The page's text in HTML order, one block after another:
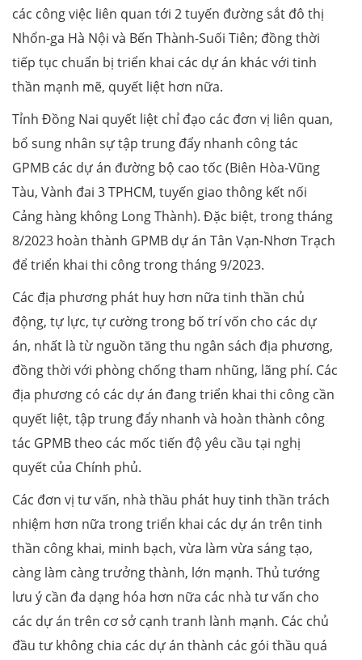
các công việc liên quan tới 2 tuyến đường sắt đô thị
Nhổn-ga Hà Nội và Bến Thành-Suối Tiên; đồng thời
tiếp tục chuẩn bị triển khai các dự án khác với tinh
thần mạnh mẽ, quyết liệt hơn nữa.
Tỉnh Đồng Nai quyết liệt chỉ đạo các đơn vị liên quan,
bổ sung nhân sự tập trung đẩy nhanh công tác
GPMB các dự án đường bộ cao tốc (Biên Hòa-Vũng
Tàu, Vành đai 3 TPHCM, tuyến giao thông kết nối
Cảng hàng không Long Thành). Đặc biệt, trong tháng
8/2023 hoàn thành GPMB dự án Tân Vạn-Nhơn Trạch
để triển khai thi công trong tháng 9/2023.
Các địa phương phát huy hơn nữa tinh thần chủ
động, tự lực, tự cường trong bố trí vốn cho các dự
án, nhất là từ nguồn tăng thu ngân sách địa phương,
đồng thời với phòng chống tham nhũng, lãng phí. Các
địa phương có các dự án đang triển khai thi công cần
quyết liệt, tập trung đẩy nhanh và hoàn thành công
tác GPMB theo các mốc tiến độ yêu cầu tại nghị
quyết của Chính phủ.
Các đơn vị tư vấn, nhà thầu phát huy tinh thần trách
nhiệm hơn nữa trong triển khai các dự án trên tinh
thần công khai, minh bạch, vừa làm vừa sáng tạo,
càng làm càng trưởng thành, lớn mạnh. Thủ tướng
lưu ý cần đa dạng hóa hơn nữa các nhà tư vấn cho
các dự án trên cơ sở cạnh tranh lành mạnh. Các chủ
đầu tư không chia các dự án thành các gói thầu quá